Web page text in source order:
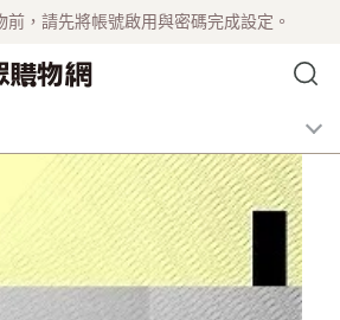
前，請先將帳號啟用與密碼完成設定。